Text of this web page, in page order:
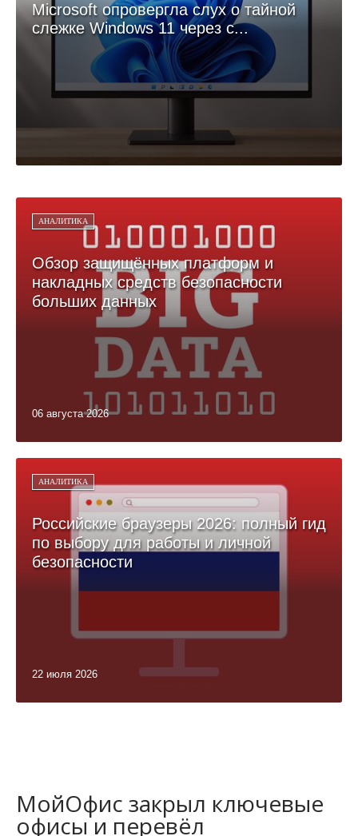
Microsoft опровергла слух о тайной
слежке Windows 11 через с...
АНАЛИТИКА
Обзор защищённых платформ и
накладных средств безопасности
больших данных
06 августа 2026
АНАЛИТИКА
Российские браузеры 2026: полный гид
по выбору для работы и личной
безопасности
22 июля 2026
МойОфис закрыл ключевые
офисы и перевёл